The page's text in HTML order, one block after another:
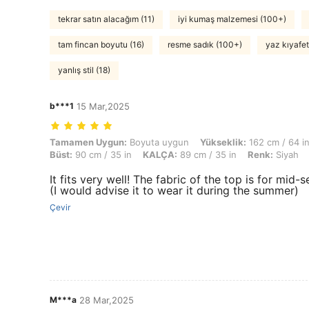
tekrar satın alacağım (11) iyi kumaş malzemesi (100+)
tam fincan boyutu (16) resme sadık (100+) yaz
yanlış stil (18)
b***1 15 Mar,2025
Tamamen Uygun: Boyuta uygun, Yükseklik: 162 cm / 64 in,
Tamamen Uygun: Boyuta uygun Yükseklik: 162 cm / 64 in
Büst: 90 cm / 35 in KALÇA: 89 cm / 35 in Renk: Siyah
It fits very well! The fabric of the top is for mid-
(I would advise it to wear it during the summer)
Çevir
M***a 28 Mar,2025